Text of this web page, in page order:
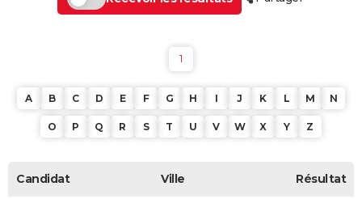
1
A B C D E F G H I J K L M N
O P Q R S T U V W X Y Z
Candidat Ville Résultat